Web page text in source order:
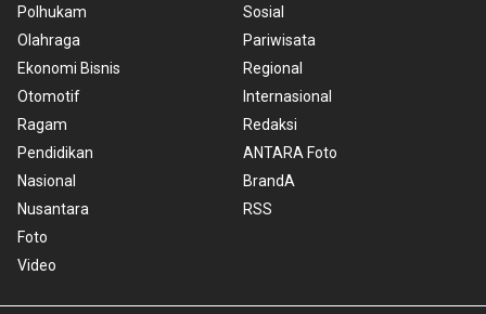
Polhukam
Olahraga
Ekonomi Bisnis
Otomotif
Ragam
Pendidikan
Nasional
Nusantara
Foto
Video
Sosial
Pariwisata
Regional
Internasional
Redaksi
ANTARA Foto
BrandA
RSS